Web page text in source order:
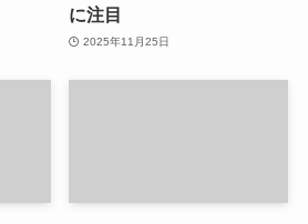
に注目
2025年11月25日